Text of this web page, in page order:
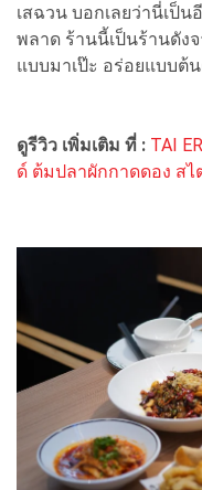
เสฉวน บอกเลยว่านี่เป็
พลาด ร้านนี้เป็นร้านดัง
แบบมาเป๊ะ อร่อยแบบต้
ดูรีวิว เพิ่มเติม ที่ : TAI
ด์ ต้มปลาผักกาดดอง สไ